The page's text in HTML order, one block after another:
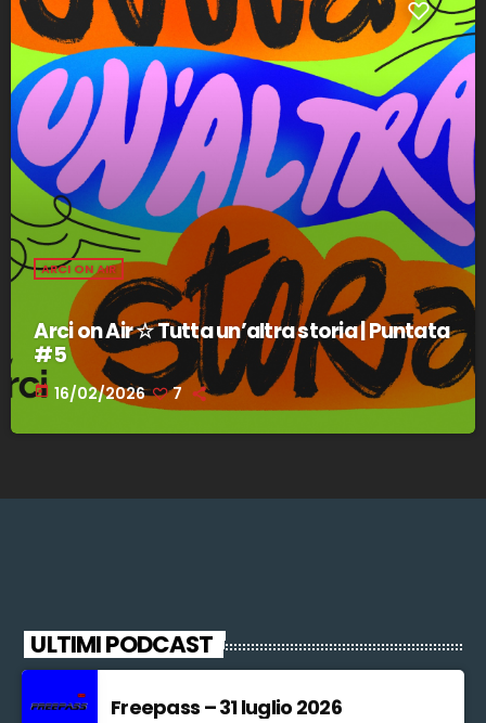
ARCI ON AIR
Arci on Air ☆ Tutta un’altra storia | Puntata
#5
today 16/02/2026 7
ULTIMI PODCAST
Freepass – 31 luglio 2026